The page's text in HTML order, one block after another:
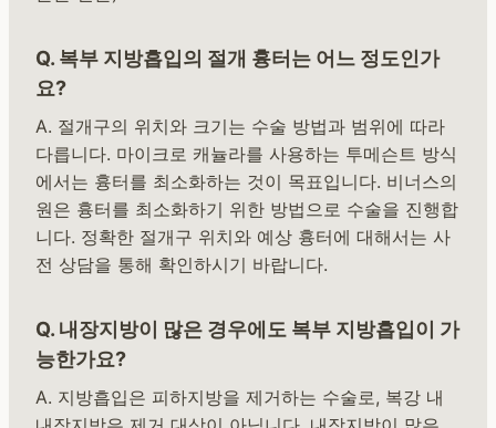
Q. 복부 지방흡입의 절개 흉터는 어느 정도인가
요?
A. 절개구의 위치와 크기는 수술 방법과 범위에 따라
다릅니다. 마이크로 캐뉼라를 사용하는 투메슨트 방식
에서는 흉터를 최소화하는 것이 목표입니다. 비너스의
원은 흉터를 최소화하기 위한 방법으로 수술을 진행합
니다. 정확한 절개구 위치와 예상 흉터에 대해서는 사
전 상담을 통해 확인하시기 바랍니다.
Q. 내장지방이 많은 경우에도 복부 지방흡입이 가
능한가요?
A. 지방흡입은 피하지방을 제거하는 수술로, 복강 내